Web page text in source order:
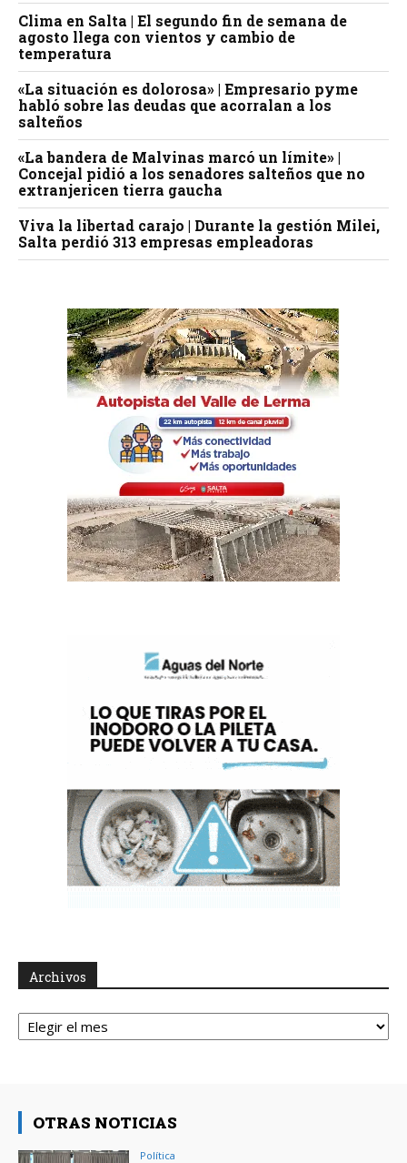
Clima en Salta | El segundo fin de semana de
agosto llega con vientos y cambio de
temperatura
«La situación es dolorosa» | Empresario pyme
habló sobre las deudas que acorralan a los
salteños
«La bandera de Malvinas marcó un límite» |
Concejal pidió a los senadores salteños que no
extranjericen tierra gaucha
Viva la libertad carajo | Durante la gestión Milei,
Salta perdió 313 empresas empleadoras
Archivos
Archivos
OTRAS NOTICIAS
Política